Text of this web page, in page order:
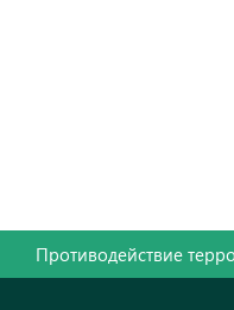
Противодействие